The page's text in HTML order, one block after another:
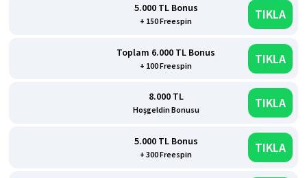
5.000 TL Bonus
+ 150 Freespin TIKLA
Toplam 6.000 TL Bonus
+ 100 Freespin TIKLA
8.000 TL
Hoşgeldin Bonusu TIKLA
5.000 TL Bonus
+ 300 Freespin TIKLA